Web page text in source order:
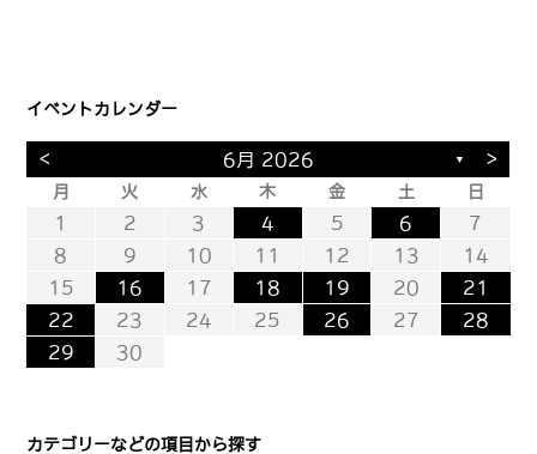
イベントカレンダー
< 6月 2026 ▼ >
月 火 水 木 金 土 日
1 2 3 4 5 6
7
8
9 10 11 12 13
14
15
16 17 18 19 20
21
22
23 24 25 26 27
28
29
30
カテゴリーなどの項目から探す